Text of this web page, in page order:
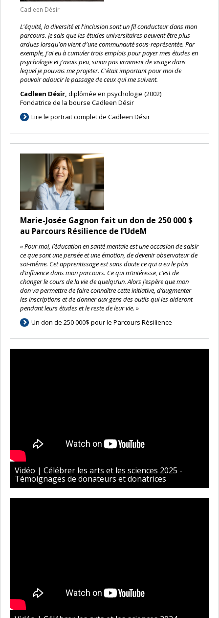
Cadleen Désir
L'équité, la diversité et l'inclusion sont un fil conducteur dans mon
parcours. Je sais que les études universitaires peuvent être plus
ardues lorsqu'on vient d'une communauté sous-représentée. Par
exemple, j'ai eu à cumuler trois emplois pour payer mes études en
psychologie et j'avais peu, sinon pas vraiment de visage dans
lequel je pouvais me projeter. C'était important pour moi de
pouvoir adoucir le passage de ceux qui me suivent.
Cadleen Désir, diplômée en psychologie (2002)
Fondatrice de la bourse Cadleen Désir
Lire le portrait complet de Cadleen Désir
Marie-Josée Gagnon fait un don de 250 000 $
au Parcours Résilience de l’UdeM
« Pour moi, l’éducation en santé mentale est une occasion de saisir
ce que sont une pensée et une émotion, de devenir observateur de
soi-même. Cet apprentissage est sans doute ce qui a eu le plus
d’influence dans mon parcours. Ce qui m’intéresse, c’est de
changer le cours de la vie de quelqu’un. Alors j’espère que mon
don va permettre de faire connaître cette initiative, d’augmenter
les inscriptions et de donner aux gens des outils qui les aideront
pendant leurs études et le reste de leur vie. »
Un don de 250 000$ pour le Parcours Résilience
Vidéo | Célébrer les arts et les sciences 2025 -
Témoignages de donateurs et donatrices